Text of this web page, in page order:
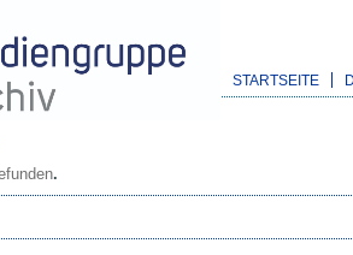
STARTSEITE
.